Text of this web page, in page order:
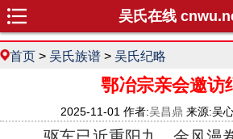
吴氏在线
首页 > 吴氏族谱 > 吴氏纪略
鄂冶宗亲会邀访
2025-11-01 作者:吴昌鼎 来源:吴